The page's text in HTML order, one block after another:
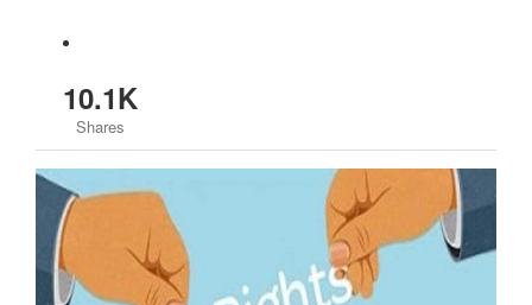
10.1K
Shares